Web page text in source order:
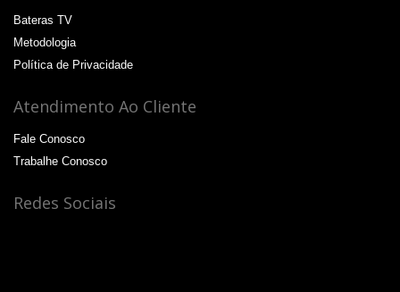
Bateras TV
Metodologia
Política de Privacidade
Atendimento Ao Cliente
Fale Conosco
Trabalhe Conosco
Redes Sociais